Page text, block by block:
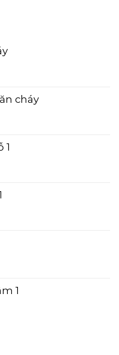
cháy
1
1